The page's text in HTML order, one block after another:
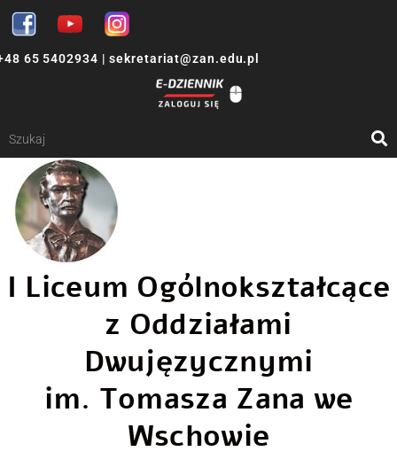
65 5402934 | sekretariat@zan.edu.pl
I Liceum Ogólnokształcące
z Oddziałami
Dwujęzycznymi
im. Tomasza Zana we
Wschowie